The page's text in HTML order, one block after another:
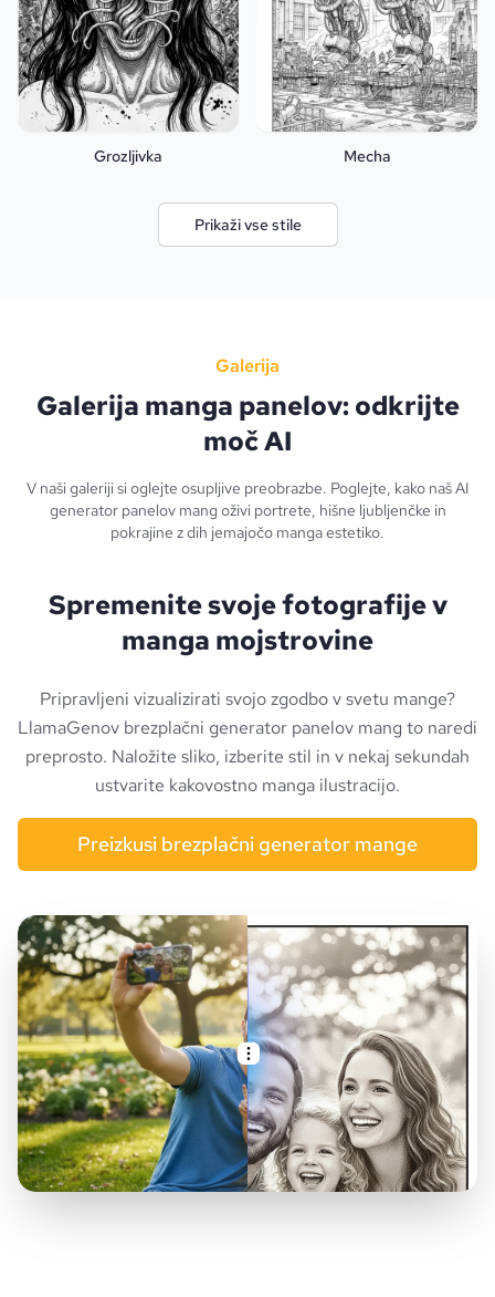
Grozljivka Mecha
Prikaži vse stile
Galerija
Galerija manga panelov: odkrijte
moč AI
V naši galeriji si oglejte osupljive preobrazbe. Poglejte, kako naš AI
generator panelov mang oživi portrete, hišne ljubljenčke in
pokrajine z dih jemajočo manga estetiko.
Spremenite svoje fotografije v
manga mojstrovine
Pripravljeni vizualizirati svojo zgodbo v svetu mange?
LlamaGenov brezplačni generator panelov mang to naredi
preprosto. Naložite sliko, izberite stil in v nekaj sekundah
ustvarite kakovostno manga ilustracijo.
Preizkusi brezplačni generator mange